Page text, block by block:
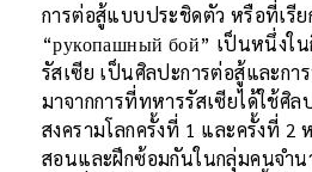
การต่อสู้แบบประชิดตัว หรือที่เรีย
“рукопашный бой” เป็นหนึ่งใ
รัสเซีย เป็นศิลปะการต่อสู้และกา
มาจากการที่ทหารรัสเซียได้ใช้ศิ
สงครามโลกครั้งที่ 1 และครั้งที่ 2
สอนและฝึกซ้อมกันในกลุ่มคนจำ